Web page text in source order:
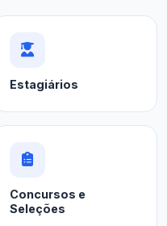
Estagiários
Concursos e
Seleções